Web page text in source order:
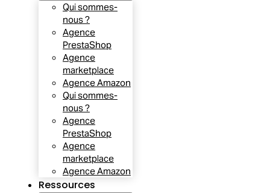
Qui sommes-
nous ?
Agence
PrestaShop
Agence
marketplace
Agence Amazon
Qui sommes-
nous ?
Agence
PrestaShop
Agence
marketplace
Agence Amazon
Ressources